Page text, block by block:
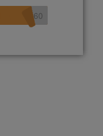
360